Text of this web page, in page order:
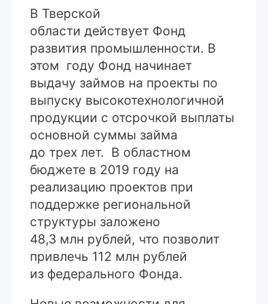
В Тверской
области действует Фонд
развития промышленности. В
этом году Фонд начинает
выдачу займов на проекты по
выпуску высокотехнологичной
продукции с отсрочкой выплаты
основной суммы займа
до трех лет. В областном
бюджете в 2019 году на
реализацию проектов при
поддержке региональной
структуры заложено
48,3 млн рублей, что позволит
привлечь 112 млн рублей
из федерального Фонда.